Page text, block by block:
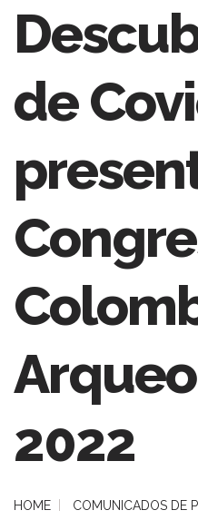
de
2022
HOME COMUNICADOS DE